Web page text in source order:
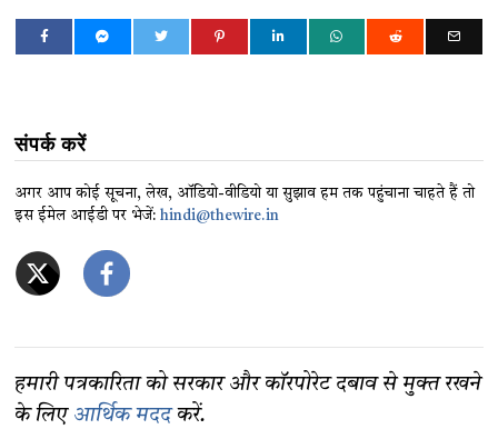
संपर्क करें
अगर आप कोई सूचना, लेख, ऑडियो-वीडियो या सुझाव हम तक पहुंचाना चाहते हैं तो
इस ईमेल आईडी पर भेजें:hindi@thewire.in
हमारी पत्रकारिता को सरकार और कॉरपोरेट दबाव से मुक्त रखने
के लिए आर्थिक मददकरें.